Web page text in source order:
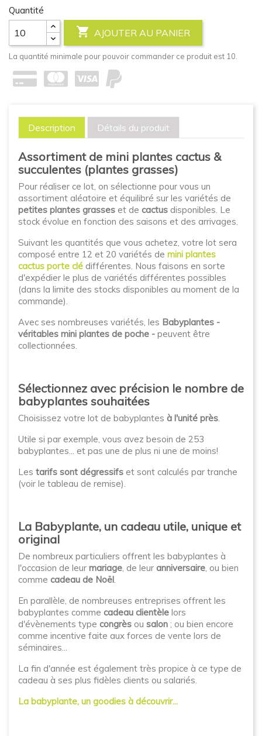
Quantité
 AJOUTER AU PANIER
La quantité minimale pour pouvoir commander ce produit est 10.
Description Détails du produit
Assortiment de mini plantes cactus &
succulentes (plantes grasses)
Pour réaliser ce lot, on sélectionne pour vous un
assortiment aléatoire et équilibré sur les variétés de
petites plantes grasses et de cactus disponibles. Le
stock évolue en fonction des saisons et des arrivages.
Suivant les quantités que vous achetez, votre lot sera
composé entre 12 et 20 variétés de mini plantes
cactus porte clé différentes. Nous faisons en sorte
d'expédier le plus de variétés différentes possibles
(dans la limite des stocks disponibles au moment de la
commande).
Avec ses nombreuses variétés, les Babyplantes -
véritables mini plantes de poche - peuvent être
collectionnées.
Sélectionnez avec précision le nombre de
babyplantes souhaitées
Choisissez votre lot de babyplantes à l'unité près.
Utile si par exemple, vous avez besoin de 253
babyplantes... et pas une de plus ni une de moins!
Les tarifs sont dégressifs et sont calculés par tranche
(voir le tableau de remise).
La Babyplante, un cadeau utile, unique et
original
De nombreux particuliers offrent les babyplantes à
l'occasion de leur mariage, de leur anniversaire, ou bien
comme cadeau de Noël.
En parallèle, de nombreuses entreprises offrent les
babyplantes comme cadeau clientèle lors
d'évènements type congrès ou salon ; ou bien encore
comme incentive faite aux forces de vente lors de
séminaires...
La fin d'année est également très propice à ce type de
cadeau à ses plus fidèles clients ou salariés.
La babyplante, un goodies à découvrir...